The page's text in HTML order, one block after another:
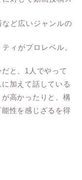
ど広いジャンルの
ィがプロレベル。
と、1人でやって
加えて話している
高かったりと、構
性を感じざるを得